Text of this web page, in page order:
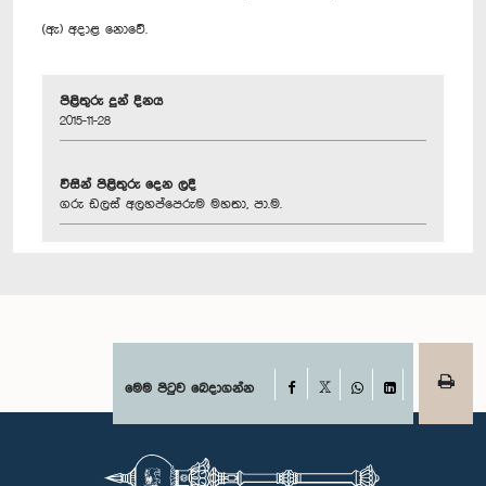
(ඇ) අදාළ නොවේ.
පිළිතුරු දුන් දිනය
2015-11-28
විසින් පිළිතුරු දෙන ලදී
ගරු ඩලස් අලහප්පෙරුම මහතා, පා.ම.
මෙම පිටුව බෙදාගන්න Facebook
WhatsAppLinkedIn